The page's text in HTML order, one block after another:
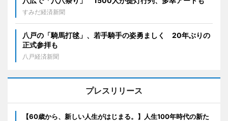
すみだ経済新聞
八戸の「騎馬打毬」、若手騎手の姿勇ましく 20年ぶりの
正式参拝も
八戸経済新聞
プレスリリース
【60歳から、新しい人生がはじまる。】人生100年時代の新た